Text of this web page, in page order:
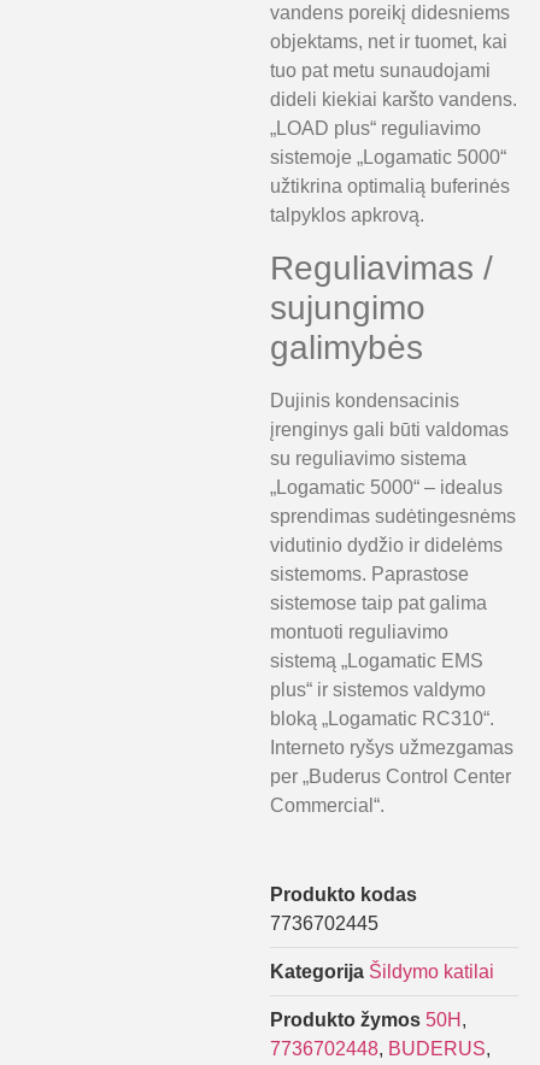
vandens poreikį didesniems
objektams, net ir tuomet, kai
tuo pat metu sunaudojami
dideli kiekiai karšto vandens.
„LOAD plus“ reguliavimo
sistemoje „Logamatic 5000“
užtikrina optimalią buferinės
talpyklos apkrovą.
Reguliavimas /
sujungimo
galimybės
Dujinis kondensacinis
įrenginys gali būti valdomas
su reguliavimo sistema
„Logamatic 5000“ – idealus
sprendimas sudėtingesnėms
vidutinio dydžio ir didelėms
sistemoms. Paprastose
sistemose taip pat galima
montuoti reguliavimo
sistemą „Logamatic EMS
plus“ ir sistemos valdymo
bloką „Logamatic RC310“.
Interneto ryšys užmezgamas
per „Buderus Control Center
Commercial“.
Produkto kodas
7736702445
Kategorija Šildymo katilai
Produkto žymos 50H ,
7736702448, BUDERUS,